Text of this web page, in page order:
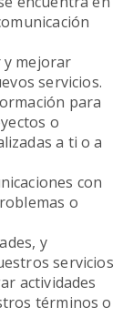
mejorar
servicios.
para
o
a ti o a
con
o
y
servicios
actividades
términos o